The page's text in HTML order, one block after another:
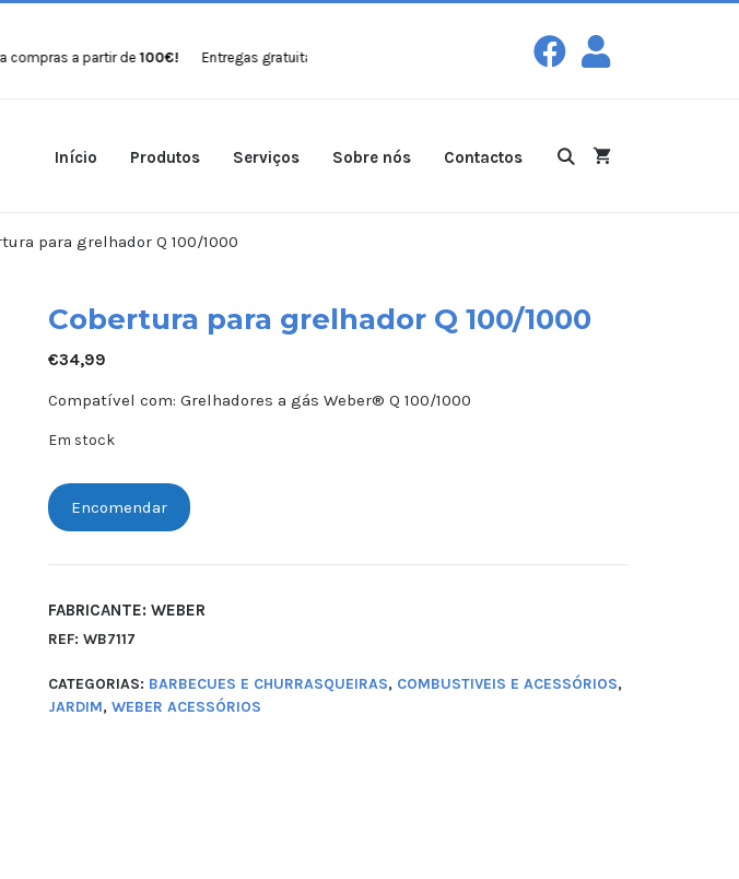
a partir de100€! Entregas gratuitas com peso máximo de 30kg para compras a partir de
Início Produtos Serviços Sobre nós Contactos
para grelhador Q 100/1000
Cobertura para grelhador Q 100/1000
€34,99
Compatível com: Grelhadores a gás Weber® Q 100/1000
Em stock
Encomendar
FABRICANTE: WEBER
REF: WB7117
CATEGORIAS: BARBECUES E CHURRASQUEIRAS, COMBUSTIVEIS E ACESSÓRIOS,
JARDIM, WEBER ACESSÓRIOS